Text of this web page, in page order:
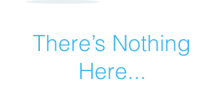
There’s Nothing
Here...